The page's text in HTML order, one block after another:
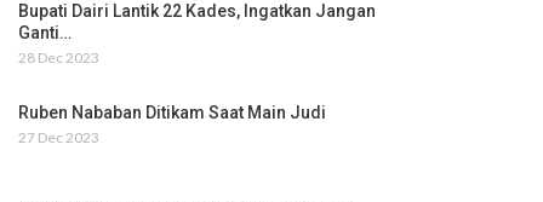
Bupati Dairi Lantik 22 Kades, Ingatkan Jangan
Ganti…
28 Dec 2023
Ruben Nababan Ditikam Saat Main Judi
27 Dec 2023